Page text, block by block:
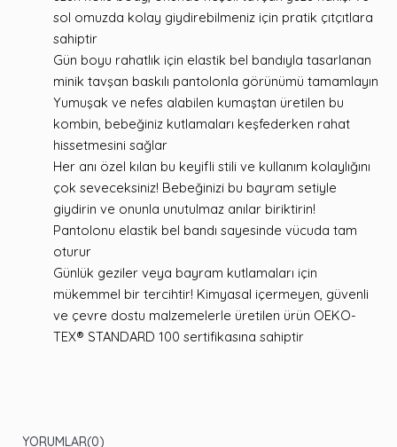
sol omuzda kolay giydirebilmeniz için pratik çıtçıtlara
sahiptir
Gün boyu rahatlık için elastik bel bandıyla tasarlanan
minik tavşan baskılı pantolonla görünümü tamamlayın
Yumuşak ve nefes alabilen kumaştan üretilen bu
kombin, bebeğiniz kutlamaları keşfederken rahat
hissetmesini sağlar
Her anı özel kılan bu keyifli stili ve kullanım kolaylığını
çok seveceksiniz! Bebeğinizi bu bayram setiyle
giydirin ve onunla unutulmaz anılar biriktirin!
Pantolonu elastik bel bandı sayesinde vücuda tam
oturur
Günlük geziler veya bayram kutlamaları için
mükemmel bir tercihtir! Kimyasal içermeyen, güvenli
ve çevre dostu malzemelerle üretilen ürün OEKO-
TEX® STANDARD 100 sertifikasına sahiptir
YORUMLAR(0)